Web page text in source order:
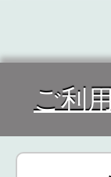
ご利